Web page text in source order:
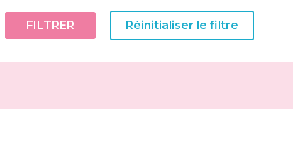
FILTRER Réinitialiser le filtre